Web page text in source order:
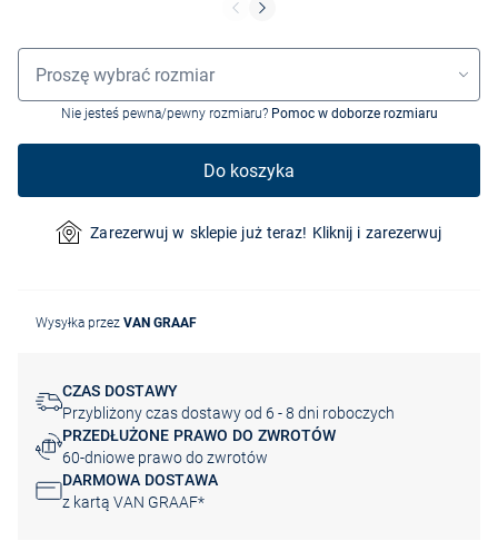
Wybór rozmiaru
Proszę wybrać rozmiar
Nie jesteś pewna/pewny rozmiaru? Pomoc w doborze rozmiaru
Do koszyka
Zarezerwuj w sklepie już teraz! Kliknij i zarezerwuj
Wysyłka przez VAN GRAAF
CZAS DOSTAWY
Przybliżony czas dostawy od 6 - 8 dni roboczych
PRZEDŁUŻONE PRAWO DO ZWROTÓW
60-dniowe prawo do zwrotów
DARMOWA DOSTAWA
z kartą VAN GRAAF*